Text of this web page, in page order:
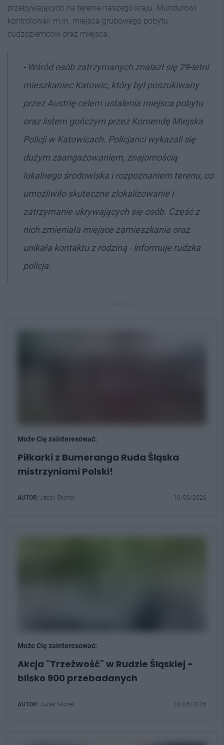
przebywających na terenie naszego kraju. Mundurowi
kontrolowali m.in. miejsca grupowego pobytu
cudzoziemców oraz miejsca.
- Wśród osób zatrzymanych znalazł się 29-letni
mieszkaniec Katowic, który był poszukiwany
przez Austrię celem ustalenia miejsca pobytu
oraz listem gończym przez Komendę Miejska
Policji w Katowicach. Policjanci wykazali się
dużym zaangażowaniem, znajomością
lokalnego środowiska i rozpoznaniem terenu, co
umożliwiło skuteczne zlokalizowanie i
zatrzymanie ukrywających się osób. Część z
nich zmieniała miejsce zamieszkania oraz
unikała kontaktu z rodziną - informuje rudzka
policja.
Może Cię zainteresować:
Piłkarki z Bumeranga Ruda Śląska
mistrzyniami Polski!
AUTOR: Jacek Skorek 10/06/2026
Może Cię zainteresować:
Akcja "Trzeźwość" w Rudzie Śląskiej -
blisko 900 przebadanych
AUTOR: Jacek Skorek 10/06/2026